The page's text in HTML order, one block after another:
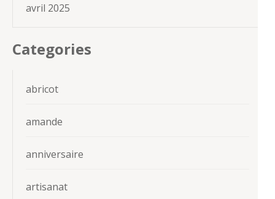
avril 2025
Categories
abricot
amande
anniversaire
artisanat